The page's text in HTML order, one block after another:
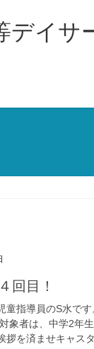
デイサ
回目！
童指導員のS水で
象者は、中学2年
拶を済ませキャス